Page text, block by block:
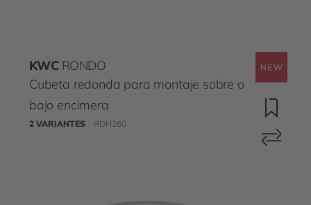
KWC RONDO
Cubeta redonda para montaje sobre o
bajo encimera
2 VARIANTES RDH260